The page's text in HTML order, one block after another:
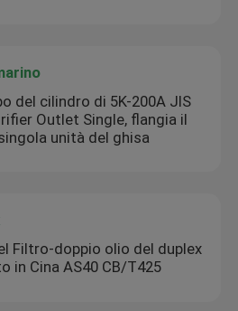
del cilindro di 5K-200A JIS
Outlet Single, flangia il
unità del ghisa
Filtro-doppio olio del duplex
in Cina AS40 CB/T425